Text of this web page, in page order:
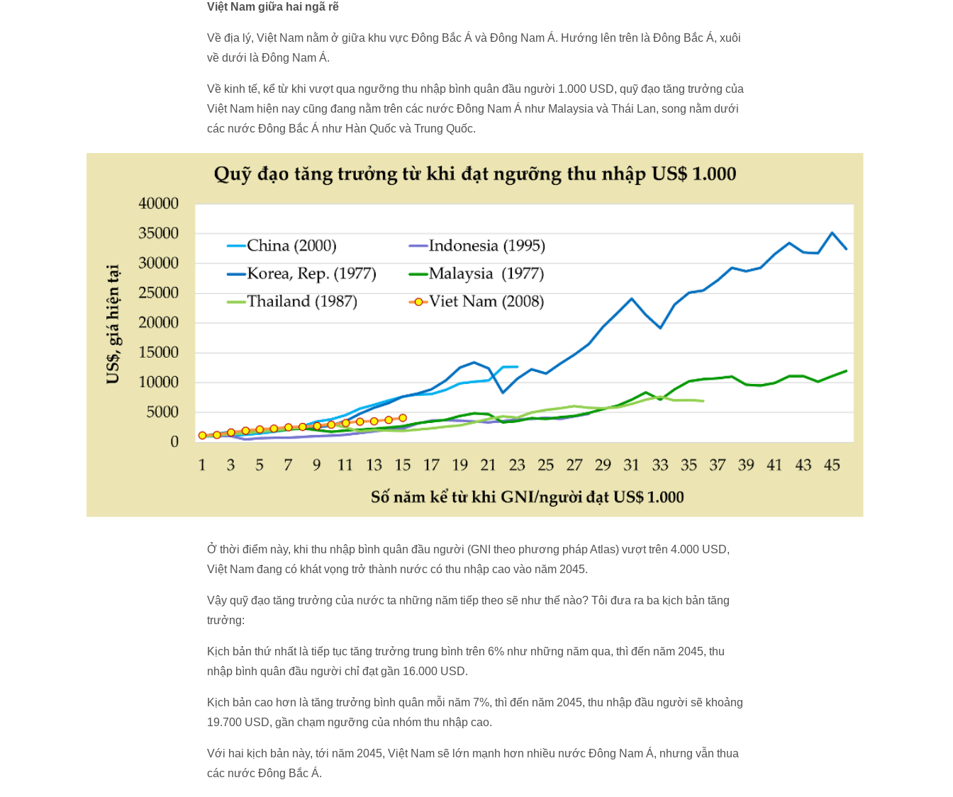
Việt Nam giữa hai ngã rẽ
Về địa lý, Việt Nam nằm ở giữa khu vực Đông Bắc Á và Đông Nam Á. Hướng lên trên là Đông Bắc Á, xuôi
về dưới là Đông Nam Á.
Về kinh tế, kể từ khi vượt qua ngưỡng thu nhập bình quân đầu người 1.000 USD, quỹ đạo tăng trưởng của
Việt Nam hiện nay cũng đang nằm trên các nước Đông Nam Á như Malaysia và Thái Lan, song nằm dưới
các nước Đông Bắc Á như Hàn Quốc và Trung Quốc.
Ở thời điểm này, khi thu nhập bình quân đầu người (GNI theo phương pháp Atlas) vượt trên 4.000 USD,
Việt Nam đang có khát vọng trở thành nước có thu nhập cao vào năm 2045.
Vậy quỹ đạo tăng trưởng của nước ta những năm tiếp theo sẽ như thế nào? Tôi đưa ra ba kịch bản tăng
trưởng:
Kịch bản thứ nhất là tiếp tục tăng trưởng trung bình trên 6% như những năm qua, thì đến năm 2045, thu
nhập bình quân đầu người chỉ đạt gần 16.000 USD.
Kịch bản cao hơn là tăng trưởng bình quân mỗi năm 7%, thì đến năm 2045, thu nhập đầu người sẽ khoảng
19.700 USD, gần chạm ngưỡng của nhóm thu nhập cao.
Với hai kịch bản này, tới năm 2045, Việt Nam sẽ lớn mạnh hơn nhiều nước Đông Nam Á, nhưng vẫn thua
các nước Đông Bắc Á.